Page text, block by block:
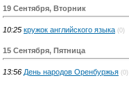
19 Сентября, Вторник
10:25 кружок английского языка (0)
15 Сентября, Пятница
13:56 День народов Оренбуржья (0)